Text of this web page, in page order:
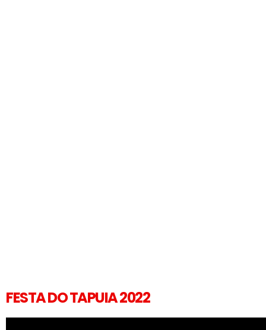
FESTA DO TAPUIA 2022